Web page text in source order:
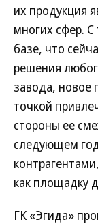
их продукция
многих сфер. С
базе, что
решения
завода, новое
точкой
стороны ее
следующем
как площадку
ГК «Эгида»